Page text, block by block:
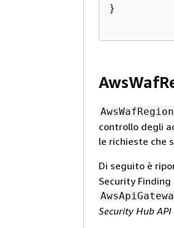
}
controllo degli
le richieste che
Di seguito è
Security Finding
Security Hub API